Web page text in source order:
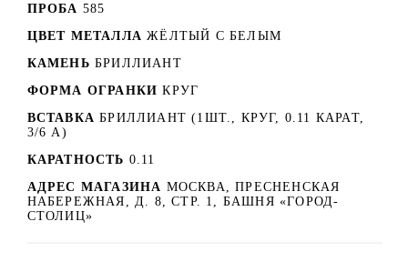
ПРОБА 585
ЦВЕТ МЕТАЛЛА ЖЁЛТЫЙ С БЕЛЫМ
КАМЕНЬ БРИЛЛИАНТ
ФОРМА ОГРАНКИ КРУГ
ВСТАВКА БРИЛЛИАНТ (1ШТ., КРУГ, 0.11 КАРАТ,
3/6 А)
КАРАТНОСТЬ 0.11
АДРЕС МАГАЗИНА МОСКВА, ПРЕСНЕНСКАЯ
НАБЕРЕЖНАЯ, Д. 8, СТР. 1, БАШНЯ «ГОРОД-
СТОЛИЦ»